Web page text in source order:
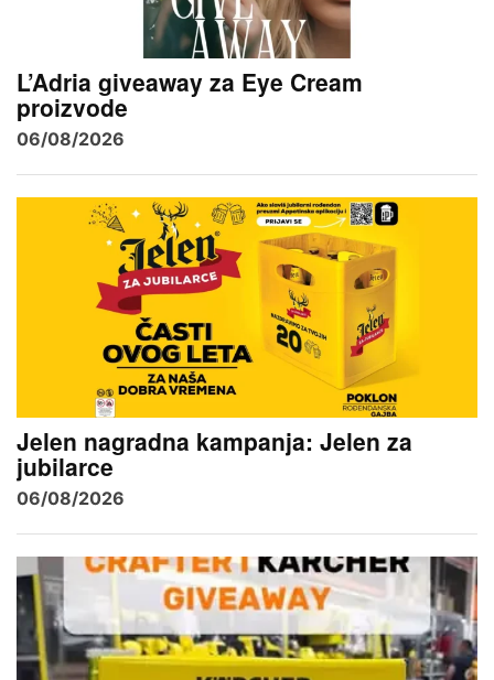
L’Adria giveaway za Eye Cream
proizvode
06/08/2026
Jelen nagradna kampanja: Jelen za
jubilarce
06/08/2026